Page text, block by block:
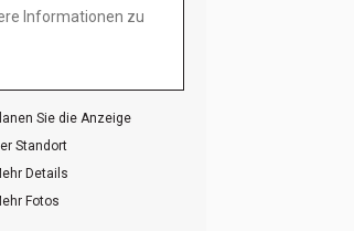
Sie die Anzeige
Standort
Details
Fotos